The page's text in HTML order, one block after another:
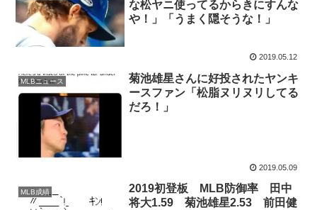
な松ヤニ使ってるからきにすんな
や！」「うまく隠そうな！」
2019.05.12
MLBニュース
菊池雄星さんに好投されたヤンキ
ースファン「松脂ヌリヌリしてる
だろ！」
2019.05.09
MLB成績
2019初登板 MLB防御率 田中
将大1.59 菊池雄星2.53 前田健